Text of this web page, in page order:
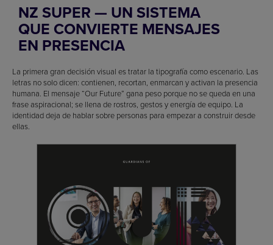
NZ SUPER — UN SISTEMA
QUE CONVIERTE MENSAJES
EN PRESENCIA
La primera gran decisión visual es tratar la tipografía como escenario. Las
letras no solo dicen: contienen, recortan, enmarcan y activan la presencia
humana. El mensaje “Our Future” gana peso porque no se queda en una
frase aspiracional; se llena de rostros, gestos y energía de equipo. La
identidad deja de hablar sobre personas para empezar a construir desde
ellas.